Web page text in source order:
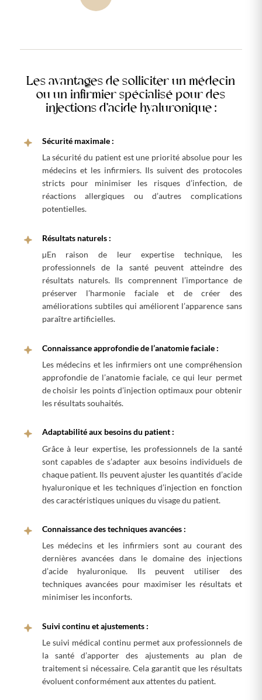
Les avantages de solliciter un médecin
ou un infirmier spécialisé pour des
injections d’acide hyaluronique :
Sécurité maximale :
La sécurité du patient est une priorité absolue pour les
médecins et les infirmiers. Ils suivent des protocoles
stricts pour minimiser les risques d’infection, de
réactions allergiques ou d’autres complications
potentielles.
Résultats naturels :
µEn raison de leur expertise technique, les
professionnels de la santé peuvent atteindre des
résultats naturels. Ils comprennent l’importance de
préserver l’harmonie faciale et de créer des
améliorations subtiles qui améliorent l’apparence sans
paraître artificielles.
Connaissance approfondie de l’anatomie faciale :
Les médecins et les infirmiers ont une compréhension
approfondie de l’anatomie faciale, ce qui leur permet
de choisir les points d’injection optimaux pour obtenir
les résultats souhaités.
Adaptabilité aux besoins du patient :
Grâce à leur expertise, les professionnels de la santé
sont capables de s’adapter aux besoins individuels de
chaque patient. Ils peuvent ajuster les quantités d’acide
hyaluronique et les techniques d’injection en fonction
des caractéristiques uniques du visage du patient.
Connaissance des techniques avancées :
Les médecins et les infirmiers sont au courant des
dernières avancées dans le domaine des injections
d’acide hyaluronique. Ils peuvent utiliser des
techniques avancées pour maximiser les résultats et
minimiser les inconforts.
Suivi continu et ajustements :
Le suivi médical continu permet aux professionnels de
la santé d’apporter des ajustements au plan de
traitement si nécessaire. Cela garantit que les résultats
évoluent conformément aux attentes du patient.